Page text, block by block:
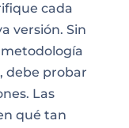
cada
versión. Sin
debe probar
Las
qué tan